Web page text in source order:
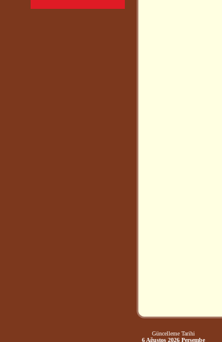
Güncelleme Tarihi
6 Ağustos 2026 Perşembe